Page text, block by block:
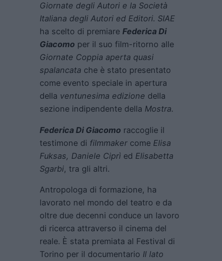
Giornate degli Autori e la Società
Italiana degli Autori ed Editori. SIAE
ha scelto di premiare Federica Di
Giacomo per il suo film-ritorno alle
Giornate Coppia aperta quasi
spalancata che è stato presentato
come evento speciale in apertura
della ventunesima edizione della
sezione indipendente della Mostra.
Federica Di Giacomo raccoglie il
testimone di filmmakercome Elisa
Fuksas, Daniele Ciprì ed Elisabetta
Sgarbi, tra gli altri.
Antropologa di formazione, ha
lavorato nel mondo del teatro e da
oltre due decenni conduce un lavoro
di ricerca attraverso il cinema del
reale. È stata premiata al Festival di
Torino per il documentario Il lato